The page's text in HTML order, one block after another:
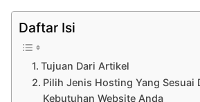
Daftar Isi
Tujuan Dari Artikel
Pilih Jenis Hosting Yang Sesuai
Kebutuhan Website Anda